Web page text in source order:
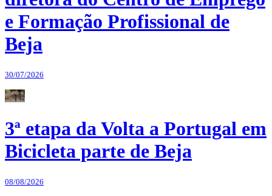
e Formação Profissional de
Beja
30/07/2026
3ª etapa da Volta a Portugal em
Bicicleta parte de Beja
08/08/2026